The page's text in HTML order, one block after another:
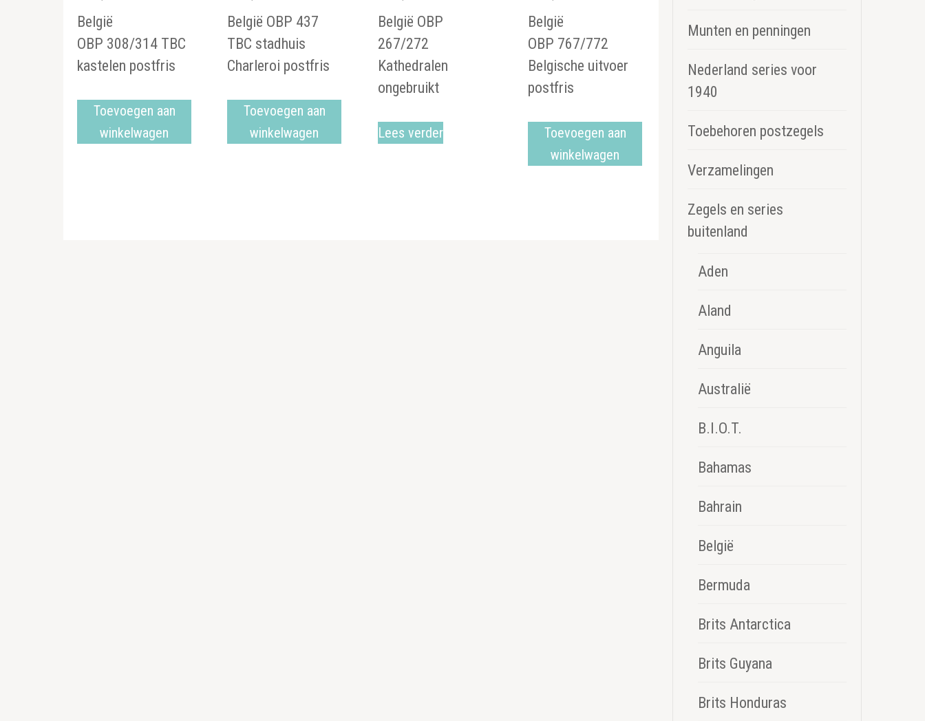
België
OBP 308/314 TBC
kastelen postfris
Toevoegen aan
winkelwagen
België OBP 437
TBC stadhuis
Charleroi postfris
Toevoegen aan
winkelwagen
België OBP
267/272
Kathedralen
ongebruikt
Lees verder
België
OBP 767/772
Belgische uitvoer
postfris
Toevoegen aan
winkelwagen
Munten en penningen
Nederland series voor
1940
Toebehoren postzegels
Verzamelingen
Zegels en series
buitenland
Aden
Aland
Anguila
Australië
B.I.O.T.
Bahamas
Bahrain
België
Bermuda
Brits Antarctica
Brits Guyana
Brits Honduras